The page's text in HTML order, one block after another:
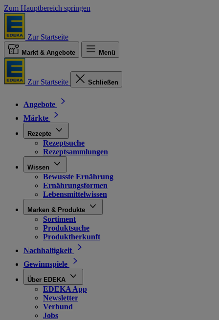
Zum Hauptbereich springen
Zur Startseite
Markt & Angebote Menü
Zur Startseite Schließen
Angebote
Märkte
Rezepte
Rezeptsuche
Rezeptsammlungen
Wissen
Bewusste Ernährung
Ernährungsformen
Lebensmittelwissen
Marken & Produkte
Sortiment
Produktsuche
Produktherkunft
Nachhaltigkeit
Gewinnspiele
Über EDEKA
EDEKA App
Newsletter
Verbund
Jobs